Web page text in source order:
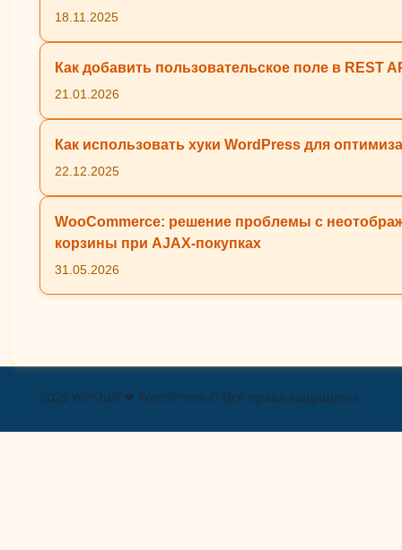
18.11.2025
Как добавить пользовательское поле в REST
21.01.2026
Как использовать хуки WordPress для
22.12.2025
WooCommerce: решение проблемы с
корзины при AJAX-покупках
31.05.2026
2026 WPStuff ❤ WordPress © Все права защищены.